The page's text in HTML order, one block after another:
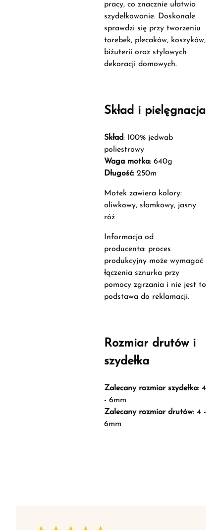
pracy, co znacznie ułatwia
szydełkowanie. Doskonale
sprawdzi się przy tworzeniu
torebek, plecaków, koszyków,
biżuterii oraz stylowych
dekoracji domowych.
Skład i pielęgnacja
Skład: 100% jedwab
poliestrowy
Waga motka: 640g
Długość:250m
Motek zawiera kolory:
oliwkowy, słomkowy, jasny
róż
Informacja od
producenta: proces
produkcyjny może wymagać
łączenia sznurka przy
pomocy zgrzania i nie jest to
podstawa do reklamacji.
Rozmiar drutów i
szydełka
Zalecany rozmiar szydełka: 4
- 6mm
Zalecany rozmiar drutów: 4 -
6mm